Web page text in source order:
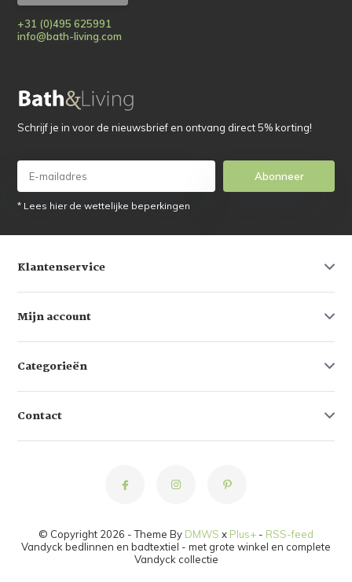
+31 (0)495 625991
info@bath-living.com
Schrijf je in voor de nieuwsbrief en ontvang direct 5% korting!
Abonneer
* Lees hier de wettelijke beperkingen
Klantenservice
Mijn account
Categorieën
Contact
© Copyright 2026 - Theme By DMWS x Plus+ - RSS-feed
Vandyck bedlinnen en badtextiel - met grote winkel en complete
Vandyck collectie